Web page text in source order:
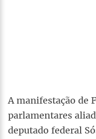
A manifestação de
parlamentares
deputado federal